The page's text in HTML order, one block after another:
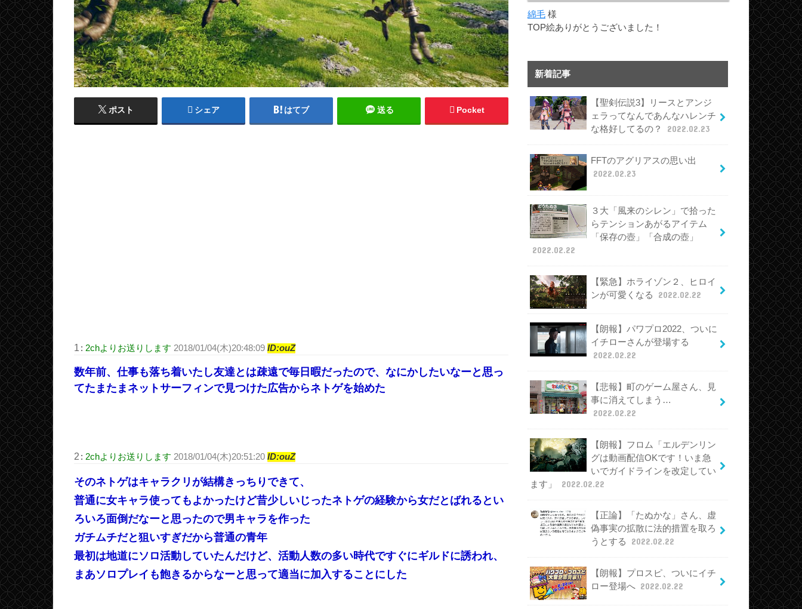
ポスト シェア はてブ 送る Pocket
1 : 2chよりお送りします 2018/01/04(木)20:48:09 ID:ouZ
数年前、仕事も落ち着いたし友達とは疎遠で毎日暇だったので、なにかしたいなーと思っ
てたまたまネットサーフィンで見つけた広告からネトゲを始めた
2 : 2chよりお送りします 2018/01/04(木)20:51:20 ID:ouZ
そのネトゲはキャラクリが結構きっちりできて、
普通に女キャラ使ってもよかったけど昔少しいじったネトゲの経験から女だとばれるとい
ろいろ面倒だなーと思ったので男キャラを作った
ガチムチだと狙いすぎだから普通の青年
最初は地道にソロ活動していたんだけど、活動人数の多い時代ですぐにギルドに誘われ、
まあソロプレイも飽きるからなーと思って適当に加入することにした
綿毛 様
TOP絵ありがとうございました！
新着記事
【聖剣伝説3】リースとアンジ
ェラってなんであんなハレンチ
な格好してるの？
2022.02.23
FFTのアグリアスの思い出
2022.02.23
３大「風来のシレン」で拾った
らテンションあがるアイテム
「保存の壺」「合成の壺」
2022.02.22
【緊急】ホライゾン２、ヒロイ
ンが可愛くなる
2022.02.22
【朗報】パワプロ2022、ついに
イチローさんが登場する
2022.02.22
【悲報】町のゲーム屋さん、見
事に消えてしまう…
2022.02.22
【朗報】フロム「エルデンリン
グは動画配信OKです！いま急
いでガイドラインを改定してい
ます」
2022.02.22
【正論】「たぬかな」さん、虚
偽事実の拡散に法的措置を取ろ
うとする
2022.02.22
【朗報】プロスピ、ついにイチ
ロー登場へ 2022.02.22